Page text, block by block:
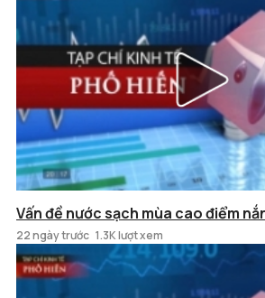
Vấn đề nước sạch mùa cao điểm
22 ngày trước 1.3K lượt xem